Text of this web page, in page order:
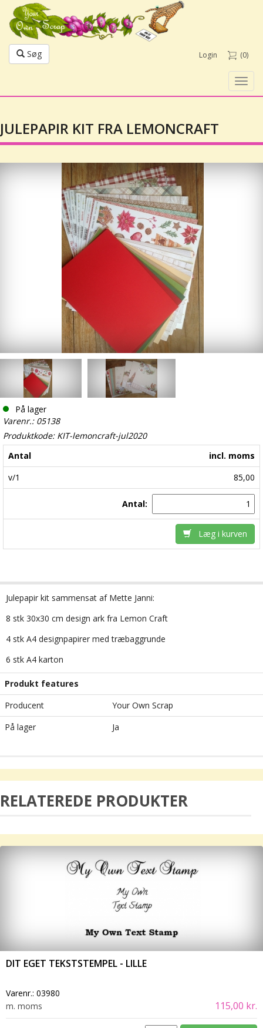
Søg Login (0)
JULEPAPIR KIT FRA LEMONCRAFT
På lager
Varenr.: 05138
Produktkode: KIT-lemoncraft-jul2020
Antal
incl. moms
v/1
85,00
Antal:
Læg i kurven
Julepapir kit sammensat af Mette Janni:
8 stk 30x30 cm design ark fra Lemon Craft
4 stk A4 designpapirer med træbaggrunde
6 stk A4 karton
Produkt features
Producent
Your Own Scrap
På lager
Ja
RELATEREDE PRODUKTER
DIT EGET TEKSTSTEMPEL - LILLE
Varenr.: 03980
m. moms
115,00 kr.